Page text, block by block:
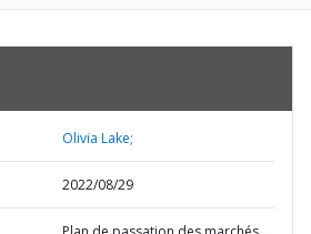
Olivia Lake;
2022/08/29